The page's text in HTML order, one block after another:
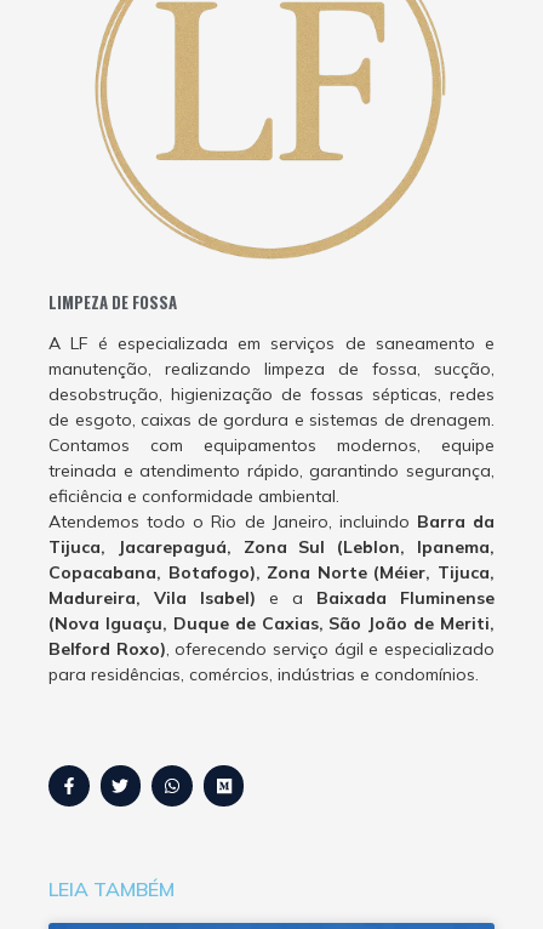
LIMPEZA DE FOSSA
A LF é especializada em serviços de saneamento e
manutenção, realizando limpeza de fossa, sucção,
desobstrução, higienização de fossas sépticas, redes
de esgoto, caixas de gordura e sistemas de drenagem.
Contamos com equipamentos modernos, equipe
treinada e atendimento rápido, garantindo segurança,
eficiência e conformidade ambiental.
Atendemos todo o Rio de Janeiro, incluindo Barra da
Tijuca, Jacarepaguá, Zona Sul (Leblon, Ipanema,
Copacabana, Botafogo), Zona Norte (Méier, Tijuca,
Madureira, Vila Isabel) e a Baixada Fluminense
(Nova Iguaçu, Duque de Caxias, São João de Meriti,
Belford Roxo), oferecendo serviço ágil e especializado
para residências, comércios, indústrias e condomínios.
LEIA TAMBÉM